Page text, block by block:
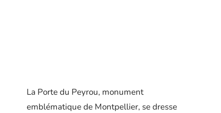
La Porte du Peyrou, monument
emblématique de Montpellier, se dresse